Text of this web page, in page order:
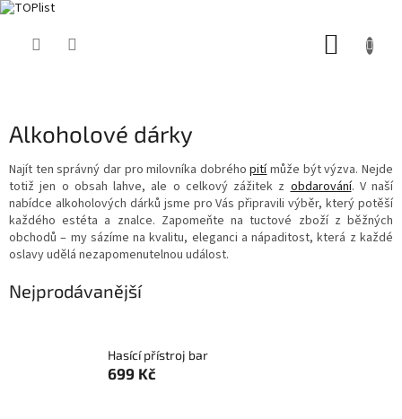
Alkoholové dárky
Najít ten správný dar pro milovníka dobréhopitímůže být výzva. Nejde
totiž jen o obsah lahve, ale o celkový zážitek z obdarování. V naší
nabídce alkoholových dárků jsme pro Vás připravili výběr, který potěší
každého estéta a znalce. Zapomeňte na tuctové zboží z běžných
obchodů – my sázíme na kvalitu, eleganci a nápaditost, která z každé
oslavy udělá nezapomenutelnou událost.
Nejprodávanější
Hasící přístroj bar
699 Kč